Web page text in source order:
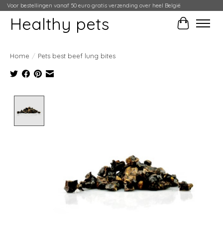
Voor bestellingen vanaf 50 euro gratis verzending over heel België
Healthy pets
Home / Pets best beef lung bites